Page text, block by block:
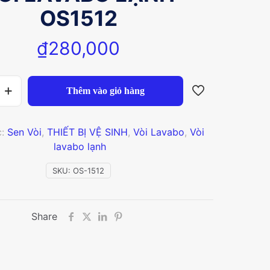
OS1512
₫280,000
Thêm vào giỏ hàng
SKU: OS-1512
Sen Vòi, THIẾT BỊ VỆ SINH, Vòi Lavabo, Vòi
lavabo lạnh
Share